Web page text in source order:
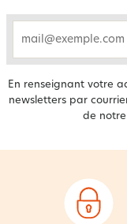
email
En renseignant votre
newsletters par
de notre